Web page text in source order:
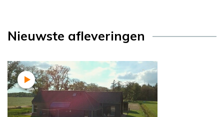
Nieuwste afleveringen